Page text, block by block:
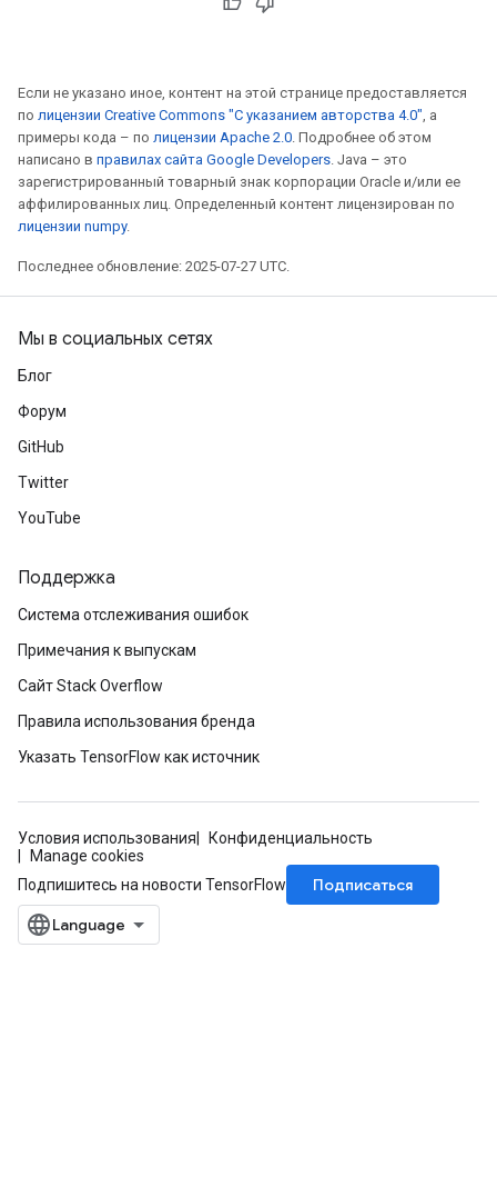
Если не указано иное, контент на этой странице предоставляется
по лицензии Creative Commons "С указанием авторства 4.0", а
примеры кода – по лицензии Apache 2.0. Подробнее об этом
написано в правилах сайта Google Developers. Java – это
зарегистрированный товарный знак корпорации Oracle и/или ее
аффилированных лиц. Определенный контент лицензирован по
лицензии numpy.
Последнее обновление: 2025-07-27 UTC.
Мы в социальных сетях
Блог
Форум
GitHub
Twitter
YouTube
Поддержка
Система отслеживания ошибок
Примечания к выпускам
Сайт Stack Overflow
Правила использования бренда
Указать TensorFlow как источник
Условия использования
Конфиденциальность
Manage cookies
Подпишитесь на новости TensorFlow
Подписаться